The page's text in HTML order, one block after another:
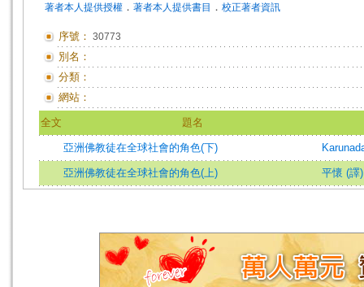
著者本人提供授權 ． 著者本人提供書目 ． 校正著者資訊
序號： 30773
別名：
分類：
網站：
全文 題名
亞洲佛教徒在全球社會的角色(下)
亞洲佛教徒在全球社會的角色(上) 平懷 (譯)